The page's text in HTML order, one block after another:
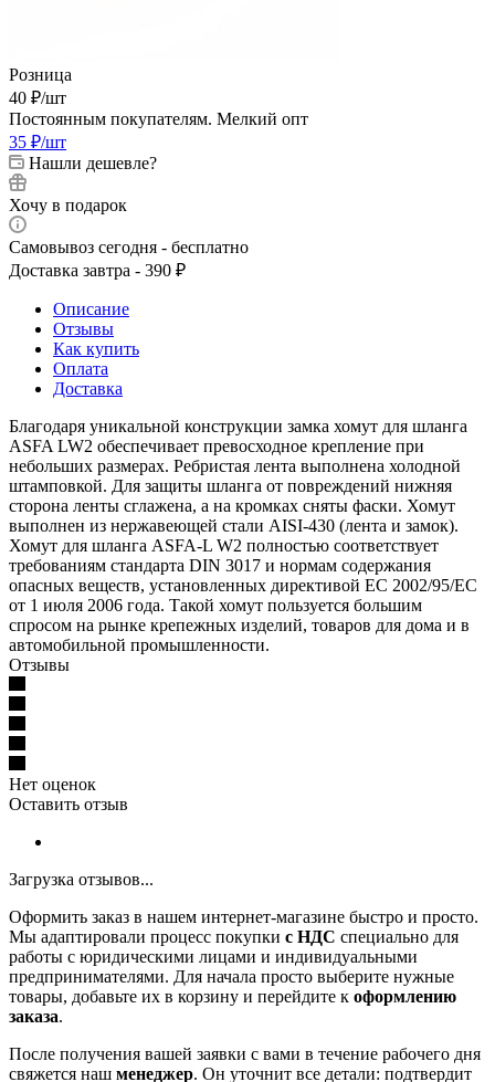
Розница
40 ₽/шт
Постоянным покупателям. Мелкий опт
35 ₽/шт
Нашли дешевле?
Хочу в подарок
Самовывоз сегодня - бесплатно
Доставка завтра - 390 ₽
Описание
Отзывы
Как купить
Оплата
Доставка
Благодаря уникальной конструкции замка хомут для шланга
ASFA LW2 обеспечивает превосходное крепление при
небольших размерах. Ребристая лента выполнена холодной
штамповкой. Для защиты шланга от повреждений нижняя
сторона ленты сглажена, а на кромках сняты фаски. Хомут
выполнен из нержавеющей стали AISI-430 (лента и замок).
Хомут для шланга ASFA-L W2 полностью соответствует
требованиям стандарта DIN 3017 и нормам содержания
опасных веществ, установленных директивой ЕС 2002/95/EC
от 1 июля 2006 года. Такой хомут пользуется большим
спросом на рынке крепежных изделий, товаров для дома и в
автомобильной промышленности.
Отзывы
Нет оценок
Оставить отзыв
Загрузка отзывов...
Оформить заказ в нашем интернет-магазине быстро и просто.
Мы адаптировали процесс покупки с НДС специально для
работы с юридическими лицами и индивидуальными
предпринимателями. Для начала просто выберите нужные
товары, добавьте их в корзину и перейдите к оформлению
заказа.
После получения вашей заявки с вами в течение рабочего дня
свяжется наш менеджер. Он уточнит все детали: подтвердит